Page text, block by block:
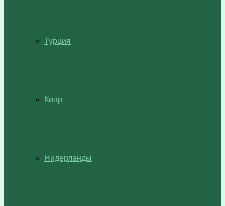
Турция
Кипр
Нидерланды